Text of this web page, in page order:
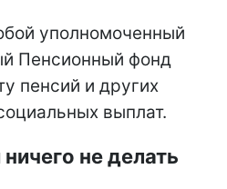
уполномоченный
Пенсионный фонд
пенсий и других
выплат.
не делать